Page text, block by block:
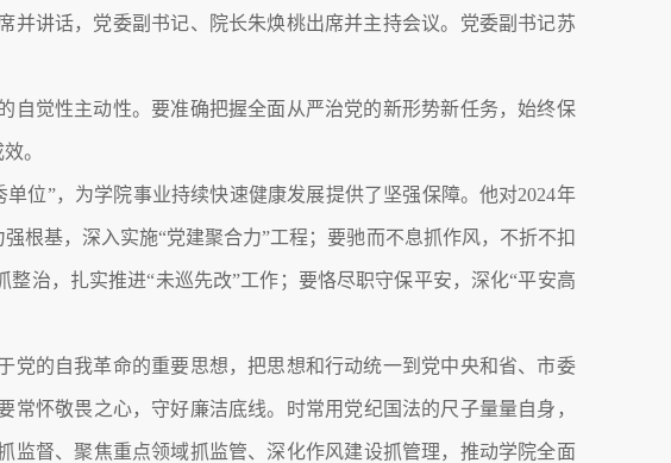
并讲话，党委副书记、院长朱焕桃出席并主持会议。党委副书记苏
觉性主动性。要准确把握全面从严治党的新形势新任务，始终保
。
位”，为学院事业持续快速健康发展提供了坚强保障。他对2024年
根基，深入实施“党建聚合力”工程；要驰而不息抓作风，不折不扣
治，扎实推进“未巡先改”工作；要恪尽职守保平安，深化“平安高
的自我革命的重要思想，把思想和行动统一到党中央和省、市委
怀敬畏之心，守好廉洁底线。时常用党纪国法的尺子量量自身，
督、聚焦重点领域抓监管、深化作风建设抓管理，推动学院全面